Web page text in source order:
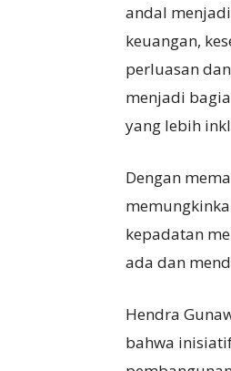
andal
keuangan,
perluasan
menjadi
yang lebih
Dengan
kepadatan
ada dan
Hendra
bahwa